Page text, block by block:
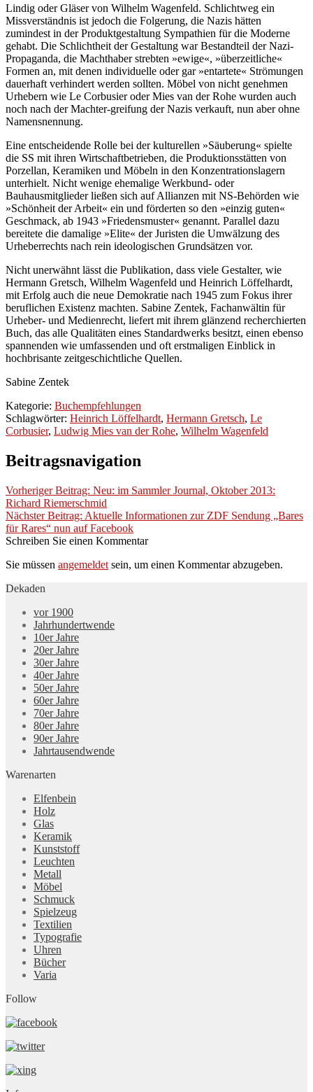
Lindig oder Gläser von Wilhelm Wagenfeld. Schlichtweg ein
Missverständnis ist jedoch die Folgerung, die Nazis hätten
zumindest in der Produktgestaltung Sympathien für die Moderne
gehabt. Die Schlichtheit der Gestaltung war Bestandteil der Nazi-
Propaganda, die Machthaber strebten »ewige«, »überzeitliche«
Formen an, mit denen individuelle oder gar »entartete« Strömungen
dauerhaft verhindert werden sollten. Möbel von nicht genehmen
Urhebern wie Le Corbusier oder Mies van der Rohe wurden auch
noch nach der Machter-greifung der Nazis verkauft, nun aber ohne
Namensnennung.
Eine entscheidende Rolle bei der kulturellen »Säuberung« spielte
die SS mit ihren Wirtschaftbetrieben, die Produktionsstätten von
Porzellan, Keramiken und Möbeln in den Konzentrationslagern
unterhielt. Nicht wenige ehemalige Werkbund- oder
Bauhausmitglieder ließen sich auf Allianzen mit NS-Behörden wie
»Schönheit der Arbeit« ein und förderten so den »einzig guten«
Geschmack, ab 1943 »Friedensmuster« genannt. Parallel dazu
bereitete die damalige »Elite« der Juristen die Umwälzung des
Urheberrechts nach rein ideologischen Grundsätzen vor.
Nicht unerwähnt lässt die Publikation, dass viele Gestalter, wie
Hermann Gretsch, Wilhelm Wagenfeld und Heinrich Löffelhardt,
mit Erfolg auch die neue Demokratie nach 1945 zum Fokus ihrer
beruflichen Existenz machten. Sabine Zentek, Fachanwältin für
Urheber- und Medienrecht, liefert mit ihrem glänzend recherchierten
Buch, das alle Qualitäten eines Standardwerks besitzt, einen ebenso
spannenden wie umfassenden und oft erstmaligen Einblick in
hochbrisante zeitgeschichtliche Quellen.
Sabine Zentek
Kategorie: Buchempfehlungen
Schlagwörter: Heinrich Löffelhardt, Hermann Gretsch, Le
Corbusier, Ludwig Mies van der Rohe, Wilhelm Wagenfeld
Beitragsnavigation
Vorheriger Beitrag: Neu: im Sammler Journal, Oktober 2013:
Richard Riemerschmid
Nächster Beitrag: Aktuelle Informationen zur ZDF Sendung „Bares
für Rares“ nun auf Facebook
Schreiben Sie einen Kommentar
Sie müssen angemeldet sein, um einen Kommentar abzugeben.
Dekaden
vor 1900
Jahrhundertwende
10er Jahre
20er Jahre
30er Jahre
40er Jahre
50er Jahre
60er Jahre
70er Jahre
80er Jahre
90er Jahre
Jahrtausendwende
Warenarten
Elfenbein
Holz
Glas
Keramik
Kunststoff
Leuchten
Metall
Möbel
Schmuck
Spielzeug
Textilien
Typografie
Uhren
Bücher
Varia
Follow